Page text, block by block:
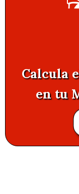
Calcula
en tu